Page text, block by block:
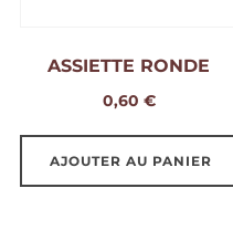
ASSIETTE RONDE
0,60 €
AJOUTER AU PANIER